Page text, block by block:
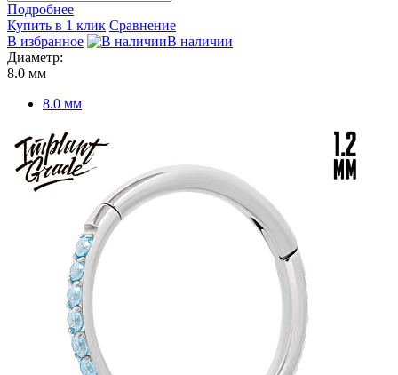
Подробнее
Купить в 1 клик Сравнение
В избранное
В наличии
Диаметр:
8.0 мм
8.0 мм